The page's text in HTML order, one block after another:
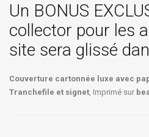
Un BONUS
collector pour les
site sera glissé
Couverture cartonnée luxe avec
Tranchefile et signet, Imprimé sur